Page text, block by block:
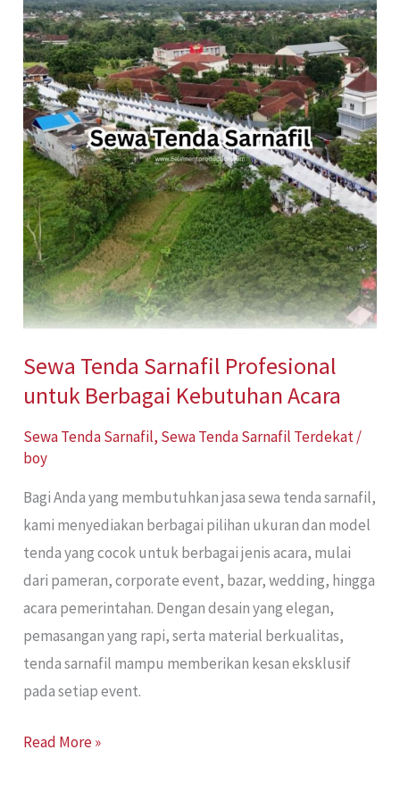
Sewa Tenda Sarnafil Profesional
untuk Berbagai Kebutuhan Acara
Sewa Tenda Sarnafil, Sewa Tenda Sarnafil Terdekat/
boy
Bagi Anda yang membutuhkan jasa sewa tenda sarnafil,
kami menyediakan berbagai pilihan ukuran dan model
tenda yang cocok untuk berbagai jenis acara, mulai
dari pameran, corporate event, bazar, wedding, hingga
acara pemerintahan. Dengan desain yang elegan,
pemasangan yang rapi, serta material berkualitas,
tenda sarnafil mampu memberikan kesan eksklusif
pada setiap event.
Tenda
Sarnafil
Profesional
untuk
Berbagai
Kebutuhan
Acara
Read More »